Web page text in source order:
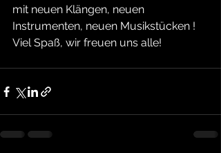
mit neuen Klängen, neuen
Instrumenten, neuen Musikstücken !
Viel Spaß, wir freuen uns alle!